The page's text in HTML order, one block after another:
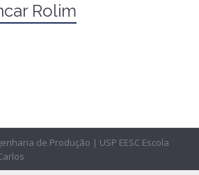
Rolim
de Produção | USP EESC Escola